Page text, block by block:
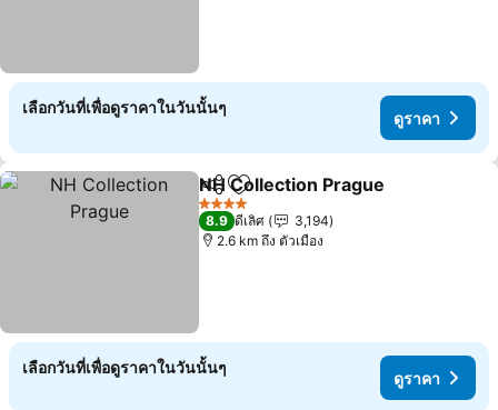
เลือกวันที่เพื่อดูราคาในวันนั้นๆ
ดูราคา
แชร์ เพิ่มในรายการโปรด
NH Collection Prague
4 ดาว
8.9 ดีเลิศ
3,194
2.6 km ถึง ตัวเมือง
เลือกวันที่เพื่อดูราคาในวันนั้นๆ
ดูราคา